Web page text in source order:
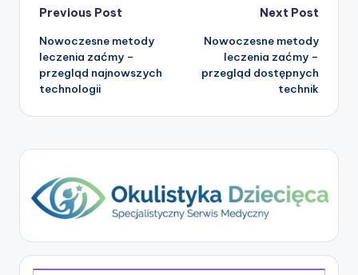
Post
navigation
Previous Post
Nowoczesne metody
leczenia zaćmy –
przegląd najnowszych
technologii
Next Post
Nowoczesne metody
leczenia zaćmy –
przegląd dostępnych
technik